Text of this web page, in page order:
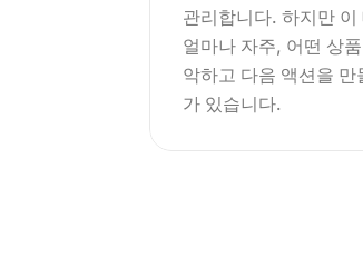
관리합니다. 하지만
얼마나 자주, 어떤 상
악하고 다음 액션을 만
가 있습니다.